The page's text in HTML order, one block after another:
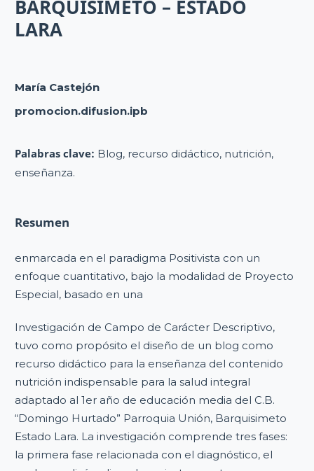
BARQUISIMETO – ESTADO
LARA
María Castejón
promocion.difusion.ipb
Palabras clave: Blog, recurso didáctico, nutrición,
enseñanza.
Resumen
enmarcada en el paradigma Positivista con un
enfoque cuantitativo, bajo la modalidad de Proyecto
Especial, basado en una
Investigación de Campo de Carácter Descriptivo,
tuvo como propósito el diseño de un blog como
recurso didáctico para la enseñanza del contenido
nutrición indispensable para la salud integral
adaptado al 1er año de educación media del C.B.
“Domingo Hurtado” Parroquia Unión, Barquisimeto
Estado Lara. La investigación comprende tres fases:
la primera fase relacionada con el diagnóstico, el